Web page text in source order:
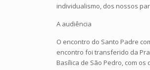
individualismo, dos nossos
A audiência
O encontro do Santo Padre
encontro foi transferido da
Basílica de São Pedro, com